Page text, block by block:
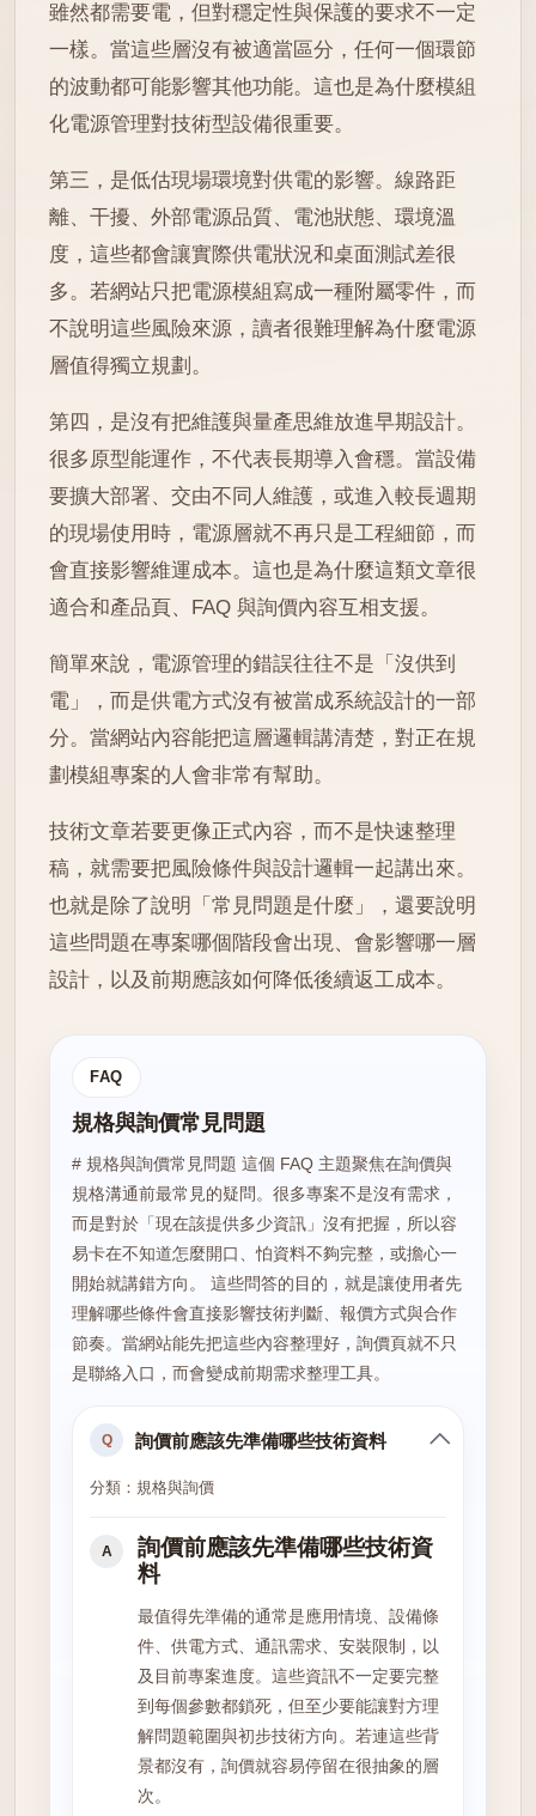
雖然都需要電，但對穩定性與保護的要求不一定
一樣。當這些層沒有被適當區分，任何一個環節
的波動都可能影響其他功能。這也是為什麼模組
化電源管理對技術型設備很重要。
第三，是低估現場環境對供電的影響。線路距
離、干擾、外部電源品質、電池狀態、環境溫
度，這些都會讓實際供電狀況和桌面測試差很
多。若網站只把電源模組寫成一種附屬零件，而
不說明這些風險來源，讀者很難理解為什麼電源
層值得獨立規劃。
第四，是沒有把維護與量產思維放進早期設計。
很多原型能運作，不代表長期導入會穩。當設備
要擴大部署、交由不同人維護，或進入較長週期
的現場使用時，電源層就不再只是工程細節，而
會直接影響維運成本。這也是為什麼這類文章很
適合和產品頁、FAQ 與詢價內容互相支援。
簡單來說，電源管理的錯誤往往不是「沒供到
電」，而是供電方式沒有被當成系統設計的一部
分。當網站內容能把這層邏輯講清楚，對正在規
劃模組專案的人會非常有幫助。
技術文章若要更像正式內容，而不是快速整理
稿，就需要把風險條件與設計邏輯一起講出來。
也就是除了說明「常見問題是什麼」，還要說明
這些問題在專案哪個階段會出現、會影響哪一層
設計，以及前期應該如何降低後續返工成本。
FAQ
規格與詢價常見問題
# 規格與詢價常見問題 這個 FAQ 主題聚焦在詢價與
規格溝通前最常見的疑問。很多專案不是沒有需求，
而是對於「現在該提供多少資訊」沒有把握，所以容
易卡在不知道怎麼開口、怕資料不夠完整，或擔心一
開始就講錯方向。 這些問答的目的，就是讓使用者先
理解哪些條件會直接影響技術判斷、報價方式與合作
節奏。當網站能先把這些內容整理好，詢價頁就不只
是聯絡入口，而會變成前期需求整理工具。
Q 詢價前應該先準備哪些技術資料
分類：規格與詢價
A
詢價前應該先準備哪些技術資
料
最值得先準備的通常是應用情境、設備條
件、供電方式、通訊需求、安裝限制，以
及目前專案進度。這些資訊不一定要完整
到每個參數都鎖死，但至少要能讓對方理
解問題範圍與初步技術方向。若連這些背
景都沒有，詢價就容易停留在很抽象的層
次。